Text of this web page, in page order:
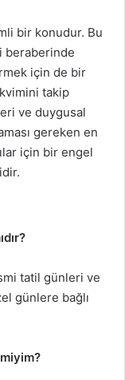
bir konudur. Bu
beraberinde
için de bir
takip
ve duygusal
gereken en
için bir engel
tatil günleri ve
günlere bağlı